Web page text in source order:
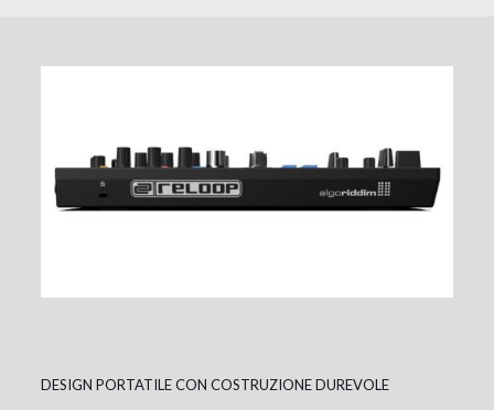
DESIGN PORTATILE CON COSTRUZIONE DUREVOLE